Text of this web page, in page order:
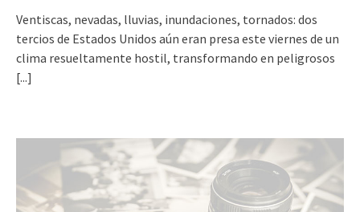
Ventiscas, nevadas, lluvias, inundaciones, tornados: dos
tercios de Estados Unidos aún eran presa este viernes de un
clima resueltamente hostil, transformando en peligrosos
[...]